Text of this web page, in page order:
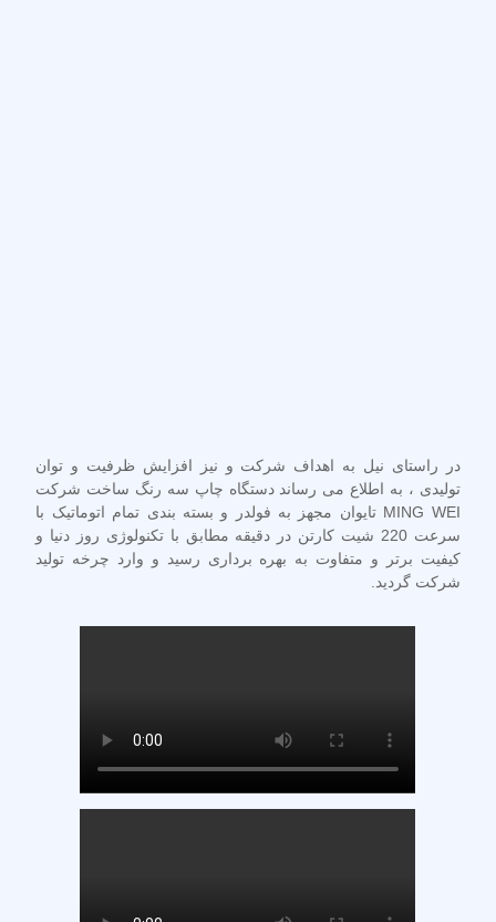
در راستای نیل به اهداف شرکت و نیز افزایش ظرفیت و توان
تولیدی ، به اطلاع می رساند دستگاه چاپ سه رنگ ساخت شرکت
MING WEI تایوان مجهز به فولدر و بسته بندی تمام اتوماتیک با
سرعت 220 شیت کارتن در دقیقه مطابق با تکنولوژی روز دنیا و
کیفیت برتر و متفاوت به بهره برداری رسید و وارد چرخه تولید
شرکت گردید.